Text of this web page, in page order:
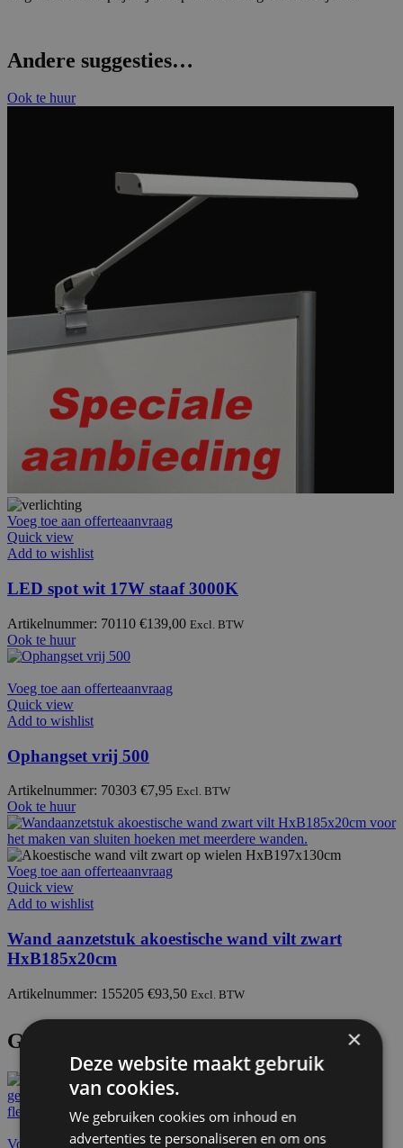
Andere suggesties…
Ook te huur
Voeg toe aan offerteaanvraag
Quick view
Add to wishlist
LED spot wit 17W staaf 3000K
Artikelnummer: 70110 €139,00 Excl. BTW
Ook te huur
Voeg toe aan offerteaanvraag
Quick view
Add to wishlist
Ophangset vrij 500
Artikelnummer: 70303 €7,95 Excl. BTW
Ook te huur
Voeg toe aan offerteaanvraag
Quick view
Add to wishlist
Wand aanzetstuk akoestische wand vilt zwart
HxB185x20cm
Artikelnummer: 155205 €93,50 Excl. BTW
Gerelateerde producten
Voeg toe aan offerteaanvraag
×
Deze website maakt gebruik
van cookies.
We gebruiken cookies om inhoud en
advertenties te personaliseren en om ons